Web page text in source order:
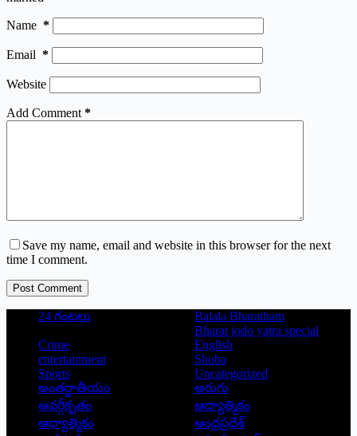
Name *
Email *
Website
Add Comment *
Save my name, email and website in this browser for the next
time I comment.
Post Comment
24 గంటలు
Balala Bharatham
Bharat jodo yatra special
Crime
English
entertainment
Shoba
Sports
Uncategorized
అంతర్జాతీయం
అరుగు
అవర్గీకృతం
ఆద్యాత్మికం
ఆధ్యాత్మికం
ఆంధ్రప్రదేశ్